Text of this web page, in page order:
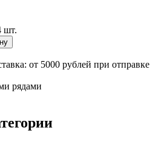
шт.
от 5000 рублей при отправке
рядами